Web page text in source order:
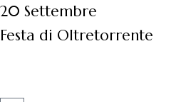
20 Settembre
Festa di Oltretorrente